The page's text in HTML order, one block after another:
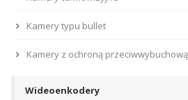
Kamery typu bullet
Kamery z ochroną przeciwwybuchową
Wideoenkodery